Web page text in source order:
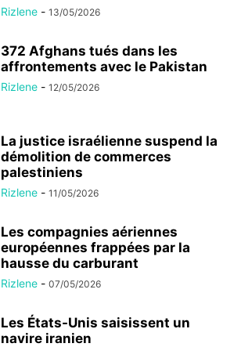
Rizlene - 13/05/2026
372 Afghans tués dans les
affrontements avec le Pakistan
Rizlene - 12/05/2026
La justice israélienne suspend la
démolition de commerces
palestiniens
Rizlene - 11/05/2026
Les compagnies aériennes
européennes frappées par la
hausse du carburant
Rizlene - 07/05/2026
Les États-Unis saisissent un
navire iranien